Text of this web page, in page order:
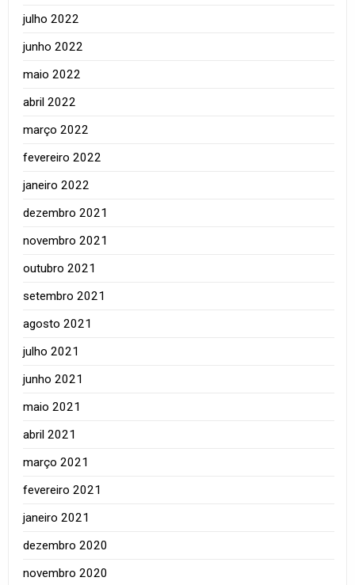
julho 2022
junho 2022
maio 2022
abril 2022
março 2022
fevereiro 2022
janeiro 2022
dezembro 2021
novembro 2021
outubro 2021
setembro 2021
agosto 2021
julho 2021
junho 2021
maio 2021
abril 2021
março 2021
fevereiro 2021
janeiro 2021
dezembro 2020
novembro 2020